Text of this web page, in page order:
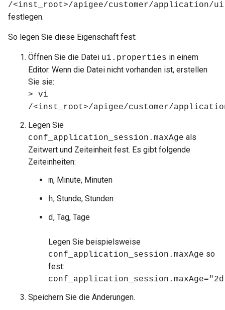
/<inst_root>/apigee/customer/application/
festlegen.
So legen Sie diese Eigenschaft fest:
Öffnen Sie die Datei ui.properties in einem
Editor. Wenn die Datei nicht vorhanden ist, erstellen
Sie sie:
> vi
/<inst_root>/apigee/customer/
Legen Sie
conf_application_session.maxAge als
Zeitwert und Zeiteinheit fest. Es gibt folgende
Zeiteinheiten:
m, Minute, Minuten
h, Stunde, Stunden
d, Tag, Tage
Legen Sie beispielsweise
conf_application_session.maxAge so
fest:
Speichern Sie die Änderungen.